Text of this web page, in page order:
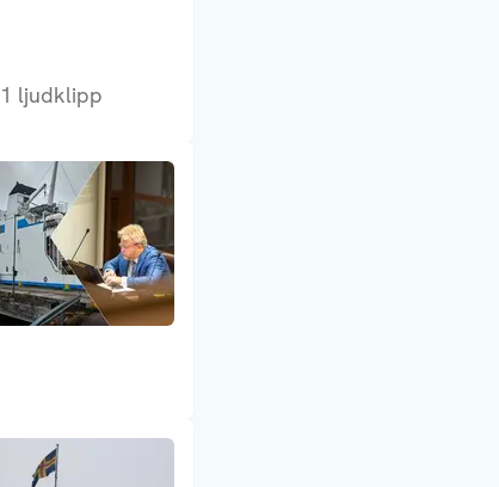
1 ljudklipp